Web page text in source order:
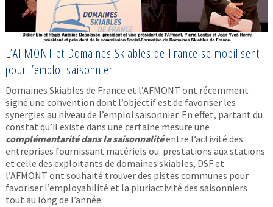
L’AFMONT et Domaines Skiables de France se mobilisent
pour l’emploi saisonnier
Domaines Skiables de France et l’AFMONT ont récemment
signé une convention dont l’objectif est de favoriser les
synergies au niveau de l’emploi saisonnier. En effet, partant du
constat qu’il existe dans une certaine mesure une
complémentarité dans la saisonnalitéentre l’activité des
entreprises fournissant matériels ou prestations aux stations
et celle des exploitants de domaines skiables, DSF et
l’AFMONT ont souhaité trouver des pistes communes pour
favoriser l’employabilité et la pluriactivité des saisonniers
tout au long de l’année.